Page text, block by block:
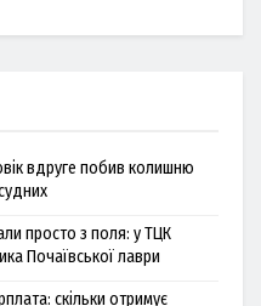
вдруге побив колишню
просто з поля: у ТЦК
Почаївської лаври
скільки отримує